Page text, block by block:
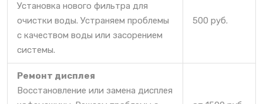
Установка нового фильтра для
очистки воды. Устраняем проблемы
с качеством воды или засорением
системы.
500 руб.
Ремонт дисплея
Восстановление или замена дисплея